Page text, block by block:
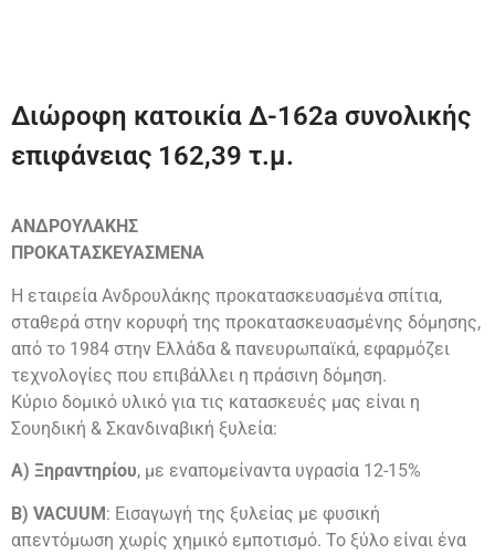
Διώροφη κατοικία Δ-162a συνολικής
επιφάνειας 162,39 τ.μ.
ΑΝΔΡΟΥΛΑΚΗΣ
ΠΡΟΚΑΤΑΣΚΕΥΑΣΜΕΝΑ
Η εταιρεία Ανδρουλάκης προκατασκευασμένα σπίτια,
σταθερά στην κορυφή της προκατασκευασμένης δόμησης,
από το 1984 στην Ελλάδα & πανευρωπαϊκά, εφαρμόζει
τεχνολογίες που επιβάλλει η πράσινη δόμηση.
Κύριο δομικό υλικό για τις κατασκευές μας είναι η
Σουηδική & Σκανδιναβική ξυλεία:
Α) Ξηραντηρίου, με εναπομείναντα υγρασία 12-15%
Β) VACUUM: Εισαγωγή της ξυλείας με φυσική
απεντόμωση χωρίς χημικό εμποτισμό. Το ξύλο είναι ένα